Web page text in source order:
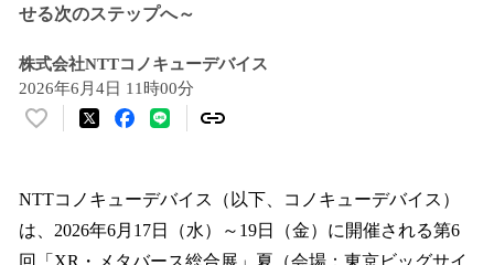
せる次のステップへ～
株式会社NTTコノキューデバイス
2026年6月4日 11時00分
い
！
を
NTTコノキューデバイス（以下、コノキューデバイス）
は、2026年6月17日（水）～19日（金）に開催される第6
回「XR・メタバース総合展」夏（会場：東京ビッグサイ